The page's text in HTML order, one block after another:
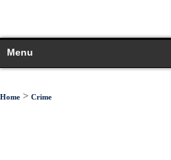
Menu
Home > Crime